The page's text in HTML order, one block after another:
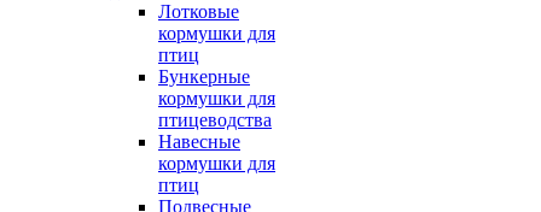
Лотковые
кормушки для
птиц
Бункерные
кормушки для
птицеводства
Навесные
кормушки для
птиц
Подвесные